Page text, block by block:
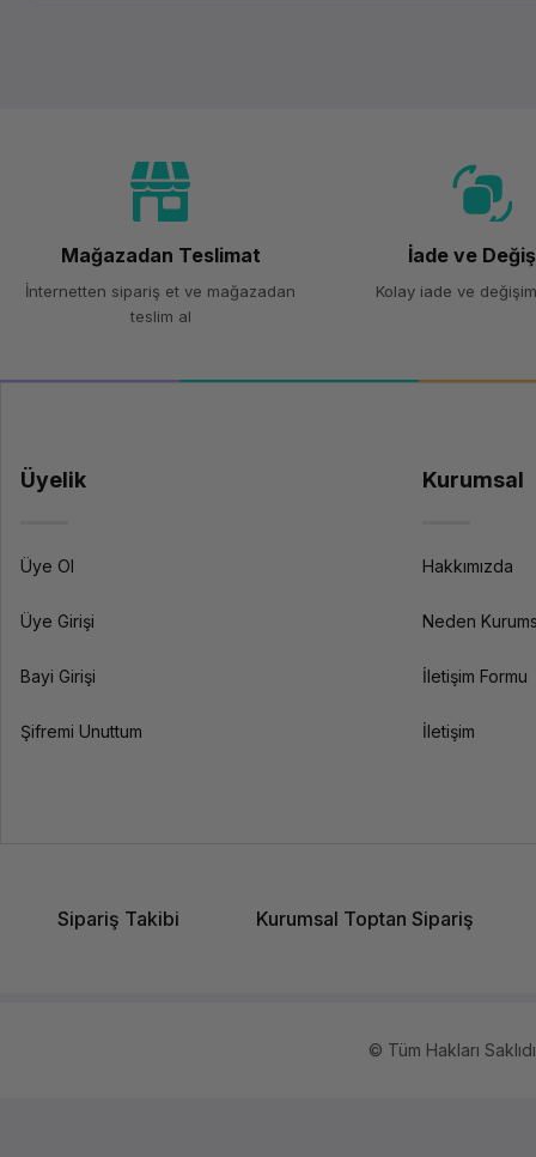
Mağazadan Teslimat
İnternetten sipariş et ve mağazadan
teslim al
İade ve
Kolay iade ve
Üyelik
Üye Ol
Üye Girişi
Bayi Girişi
Şifremi Unuttum
Kurumsal
Hakkımızda
Neden
İletişim Formu
İletişim
Sipariş Takibi Kurumsal Toptan Sipariş
© Tüm Hakları